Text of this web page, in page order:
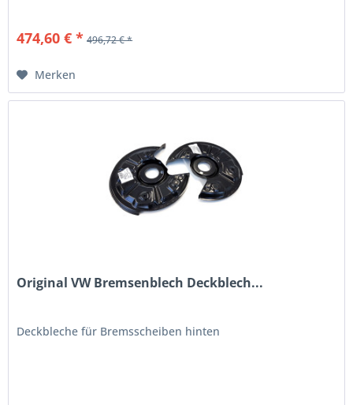
474,60 € * 496,72 € *
Merken
Original VW Bremsenblech Deckblech...
Deckbleche für Bremsscheiben hinten